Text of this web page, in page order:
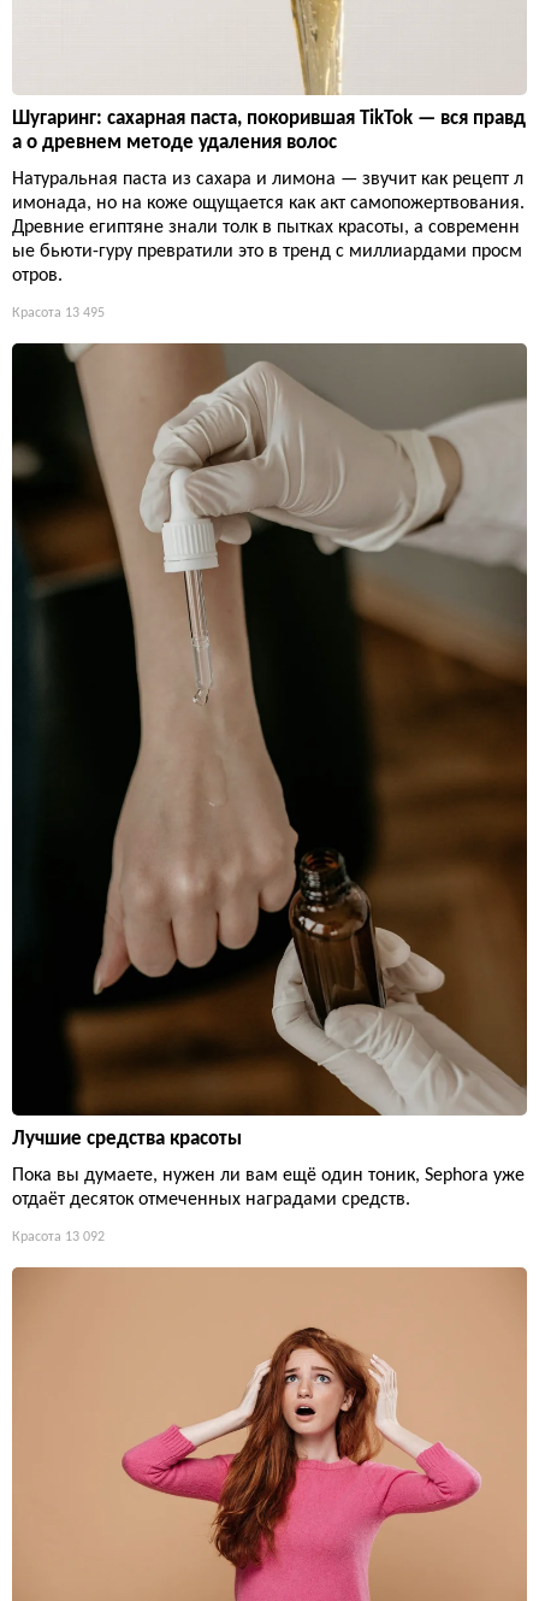
Шугаринг: сахарная паста, покорившая TikTok — вся правд
а о древнем методе удаления волос
Натуральная паста из сахара и лимона — звучит как рецепт л
имонада, но на коже ощущается как акт самопожертвования.
Древние египтяне знали толк в пытках красоты, а современн
ые бьюти-гуру превратили это в тренд с миллиардами просм
отров.
Красота 13 495
Лучшие средства красоты
Пока вы думаете, нужен ли вам ещё один тоник, Sephora уже
отдаёт десяток отмеченных наградами средств.
Красота 13 092